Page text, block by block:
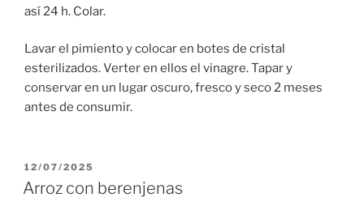
así 24 h. Colar.
Lavar el pimiento y colocar en botes de cristal
esterilizados. Verter en ellos el vinagre. Tapar y
conservar en un lugar oscuro, fresco y seco 2 meses
antes de consumir.
PUBLICADO
EL
12/07/2025
Arroz con berenjenas